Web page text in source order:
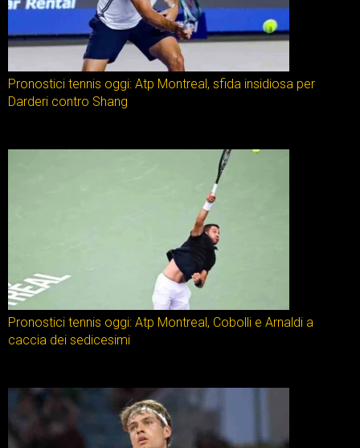
Pronostici tennis oggi: Atp Montreal, sfida insidiosa per
Darderi contro Shang
Pronostici tennis oggi: Atp Montreal, Cobolli e Arnaldi a
caccia dei sedicesimi